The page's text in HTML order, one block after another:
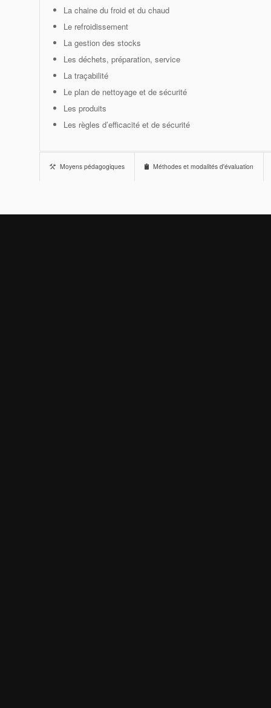
La chaine du froid et du chaud
Le refroidissement
La gestion des stocks
Les déchets, préparation, service
La traçabilité
Le plan de nettoyage et de sécurité
Les produits
Les règles d’efficacité et de sécurité
Moyens pédagogiques Méthodes et modalités d'évaluation